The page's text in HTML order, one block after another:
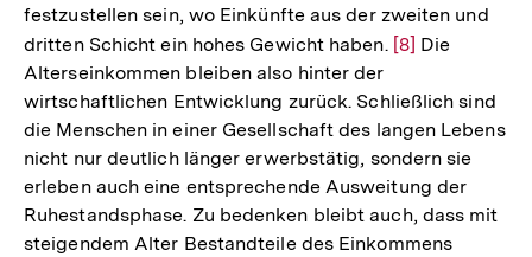
festzustellen sein, wo Einkünfte aus der zweiten und
dritten Schicht ein hohes Gewicht haben. Zur
der
Fußnote
[8] Die
Alterseinkommen bleiben also hinter der
wirtschaftlichen Entwicklung zurück. Schließlich sind
die Menschen in einer Gesellschaft des langen Lebens
nicht nur deutlich länger erwerbstätig, sondern sie
erleben auch eine entsprechende Ausweitung der
Ruhestandsphase. Zu bedenken bleibt auch, dass mit
steigendem Alter Bestandteile des Einkommens